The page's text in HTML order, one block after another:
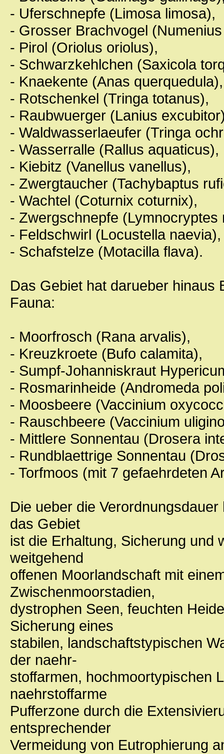
- Uferschnepfe (Limosa limosa),
- Grosser Brachvogel
- Pirol (Oriolus oriolus),
- Schwarzkehlchen (Saxicola
- Knaekente (Anas querquedula),
- Rotschenkel (Tringa totanus),
- Raubwuerger (Lanius
- Waldwasserlaeufer (Tringa
- Wasserralle (Rallus aquaticus),
- Kiebitz (Vanellus vanellus),
- Zwergtaucher (Tachybaptus
- Wachtel (Coturnix coturnix),
- Zwergschnepfe (Lymnocryptes
- Feldschwirl (Locustella naevia),
- Schafstelze (Motacilla flava).
Das Gebiet hat darueber hinaus
Fauna:
- Moorfrosch (Rana arvalis),
- Kreuzkroete (Bufo calamita),
- Sumpf-Johanniskraut
- Rosmarinheide (Andromeda
- Moosbeere (Vaccinium
- Rauschbeere (Vaccinium
- Mittlere Sonnentau (Drosera
- Rundblaettrige Sonnentau
- Torfmoos (mit 7 gefaehrdeten
Die ueber die
das Gebiet
ist die Erhaltung, Sicherung und
weitgehend
offenen Moorlandschaft mit
Zwischenmoorstadien,
dystrophen Seen, feuchten
Sicherung eines
stabilen, landschaftstypischen
der naehr-
stoffarmen, hochmoortypischen
naehrstoffarme
Pufferzone durch die
entsprechender
Vermeidung von Eutrophierung